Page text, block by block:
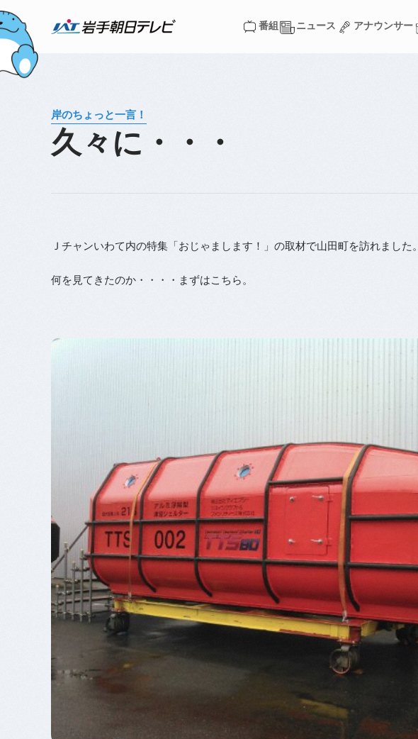
番組
ニュース
アナウンサー
岸のちょっと一言！
久々に・・・
Ｊチャンいわて内の特集「おじゃまします！」の取材で山田町を訪れました。
何を見てきたのか・・・・まずはこちら。